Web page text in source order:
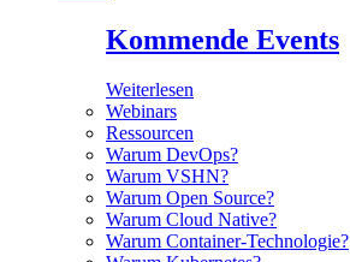
Kommende Events
Weiterlesen
Webinars
Ressourcen
Warum DevOps?
Warum VSHN?
Warum Open Source?
Warum Cloud Native?
Warum Container-Technologie?